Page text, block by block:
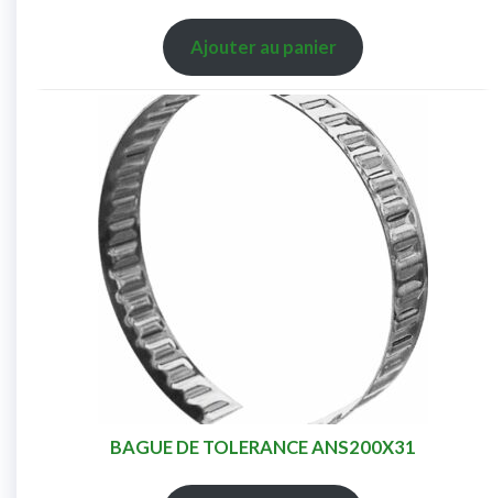
Ajouter au panier
BAGUE DE TOLERANCE ANS200X31